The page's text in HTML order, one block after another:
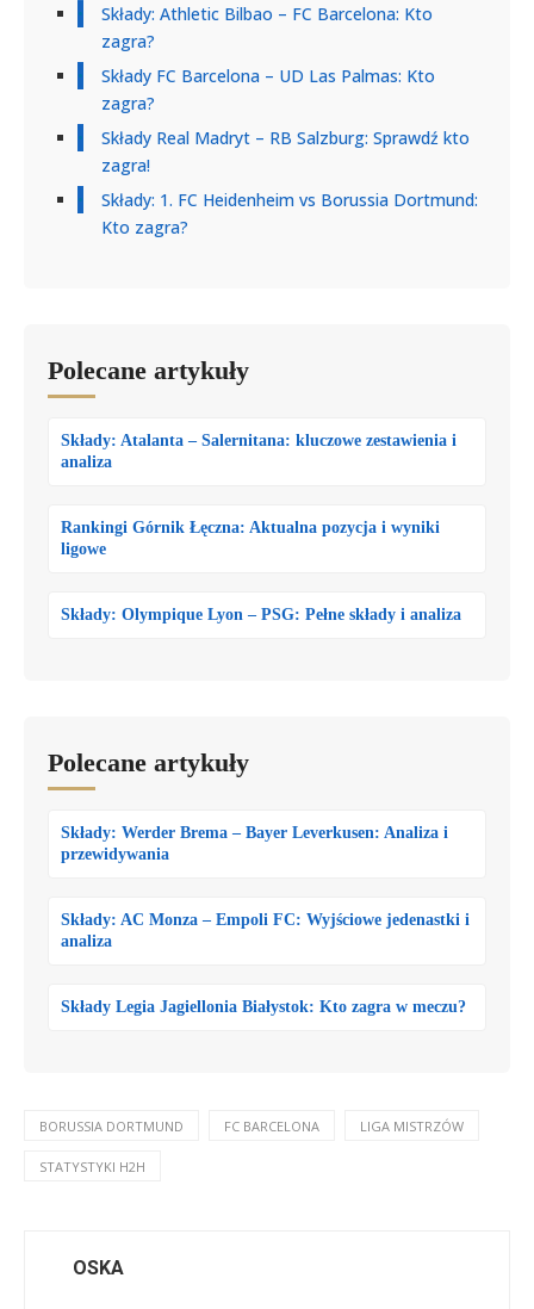
Składy: Athletic Bilbao – FC Barcelona: Kto
zagra?
Składy FC Barcelona – UD Las Palmas: Kto
zagra?
Składy Real Madryt – RB Salzburg: Sprawdź kto
zagra!
Składy: 1. FC Heidenheim vs Borussia Dortmund:
Kto zagra?
Polecane artykuły
Składy: Atalanta – Salernitana: kluczowe zestawienia i
analiza
Rankingi Górnik Łęczna: Aktualna pozycja i wyniki
ligowe
Składy: Olympique Lyon – PSG: Pełne składy i analiza
Polecane artykuły
Składy: Werder Brema – Bayer Leverkusen: Analiza i
przewidywania
Składy: AC Monza – Empoli FC: Wyjściowe jedenastki i
analiza
Składy Legia Jagiellonia Białystok: Kto zagra w meczu?
BORUSSIA DORTMUND FC BARCELONA LIGA MISTRZÓW
STATYSTYKI H2H
OSKA